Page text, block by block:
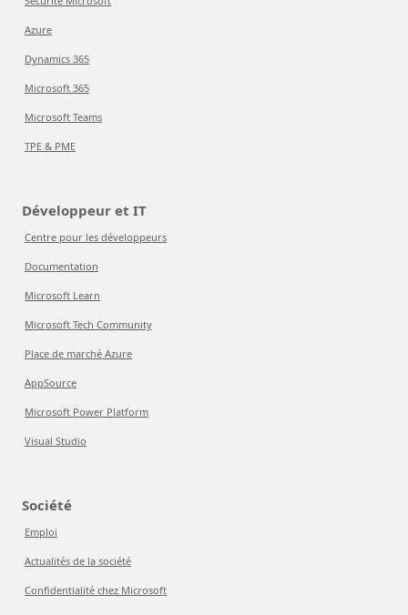
Azure
Dynamics 365
Microsoft 365
Microsoft Teams
TPE & PME
Développeur et IT
Centre pour les développeurs
Documentation
Microsoft Learn
Microsoft Tech Community
Place de marché Azure
AppSource
Microsoft Power Platform
Visual Studio
Société
Emploi
Actualités de la société
Confidentialité chez Microsoft